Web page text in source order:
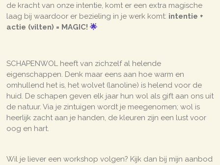
de kracht van onze intentie, komt er een extra magische
laag bij waardoor er bezieling in je werk komt: intentie +
actie (vilten) = MAGIC! 🌟
SCHAPENWOL heeft van zichzelf al helende
eigenschappen. Denk maar eens aan hoe warm en
omhullend het is, het wolvet (lanoline) is helend voor de
huid. De schapen geven elk jaar hun wol als gift aan ons uit
de natuur. Via je zintuigen wordt je meegenomen; wol is
heerlijk zacht aan je handen, de kleuren zijn een lust voor
oog en hart.
Wil je liever een workshop volgen? Kijk dan bij mijn aanbod